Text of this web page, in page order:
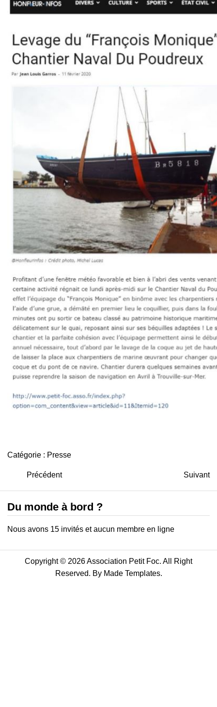
Catégorie : Presse
Précédent Suivant
Du monde à bord ?
Nous avons 15 invités et aucun membre en ligne
Copyright © 2026 Association Petit Foc. All Right
Reserved. By Made Templates.